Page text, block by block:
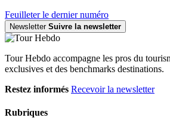
Feuilleter le dernier numéro
Newsletter Suivre la newsletter
Tour Hebdo accompagne les pros du
exclusives et des benchmarks destinations.
Restez informés Recevoir la newsletter
Rubriques